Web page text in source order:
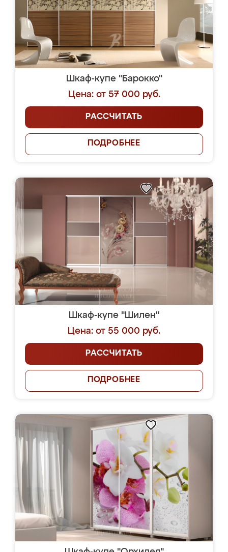
Шкаф-купе "Барокко"
Цена: от 57 000 руб.
РАССЧИТАТЬ
ПОДРОБНЕЕ
Шкаф-купе "Шилен"
Цена: от 55 000 руб.
РАССЧИТАТЬ
ПОДРОБНЕЕ